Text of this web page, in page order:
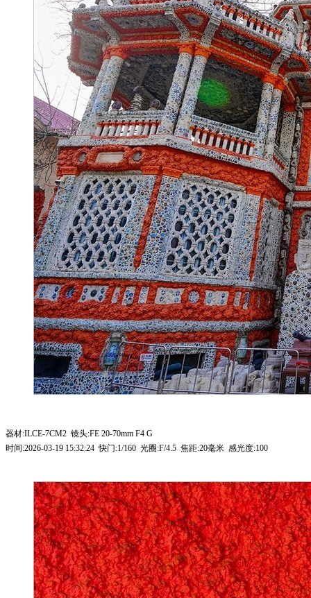
器材:ILCE-7CM2 镜头:FE 20-70mm F4 G
时间:2026-03-19 15:32:24 快门:1/160 光圈:F/4.5 焦距:20毫米 感光度:100